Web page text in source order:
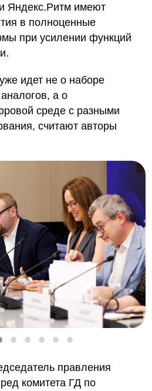
Яндекс.Ритм имеют
в полноценные
при усилении функций
идет не о наборе
а о
среде с разными
считают авторы
правления
комитета ГД по